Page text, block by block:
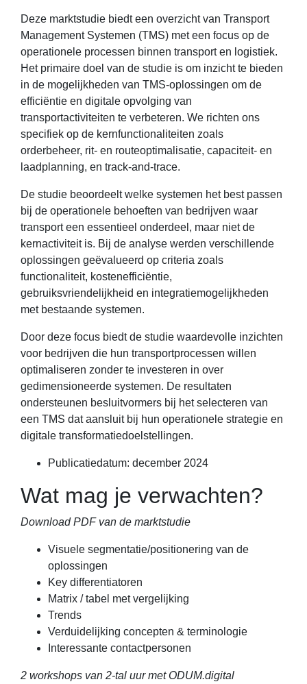
Deze marktstudie biedt een overzicht van Transport
Management Systemen (TMS) met een focus op de
operationele processen binnen transport en logistiek.
Het primaire doel van de studie is om inzicht te bieden
in de mogelijkheden van TMS-oplossingen om de
efficiëntie en digitale opvolging van
transportactiviteiten te verbeteren. We richten ons
specifiek op de kernfunctionaliteiten zoals
orderbeheer, rit- en routeoptimalisatie, capaciteit- en
laadplanning, en track-and-trace.
De studie beoordeelt welke systemen het best passen
bij de operationele behoeften van bedrijven waar
transport een essentieel onderdeel, maar niet de
kernactiviteit is. Bij de analyse werden verschillende
oplossingen geëvalueerd op criteria zoals
functionaliteit, kostenefficiëntie,
gebruiksvriendelijkheid en integratiemogelijkheden
met bestaande systemen.
Door deze focus biedt de studie waardevolle inzichten
voor bedrijven die hun transportprocessen willen
optimaliseren zonder te investeren in over
gedimensioneerde systemen. De resultaten
ondersteunen besluitvormers bij het selecteren van
een TMS dat aansluit bij hun operationele strategie en
digitale transformatiedoelstellingen.
Publicatiedatum: december 2024
Wat mag je verwachten?
Download PDF van de marktstudie
Visuele segmentatie/positionering van de
oplossingen
Key differentiatoren
Matrix / tabel met vergelijking
Trends
Verduidelijking concepten & terminologie
Interessante contactpersonen
2 workshops van 2-tal uur met ODUM.digital